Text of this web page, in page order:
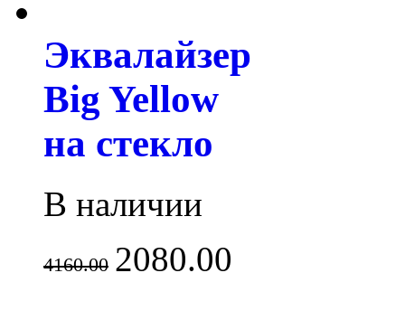
Эквалайзер
Big Yellow
на стекло
В наличии
4160.00 2080.00